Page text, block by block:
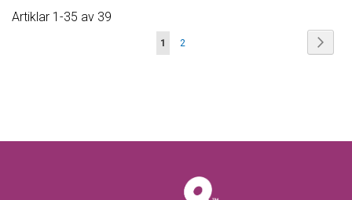
Artiklar 1 -35 av 39
Sida
You're
1 Sida
2